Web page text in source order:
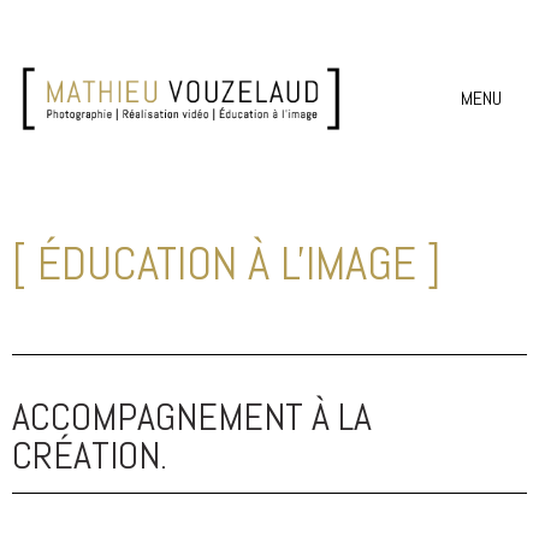
MENU
[ ÉDUCATION À L'IMAGE ]
ACCOMPAGNEMENT À LA
CRÉATION.